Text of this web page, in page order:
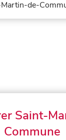
de-
Saint-
Commune